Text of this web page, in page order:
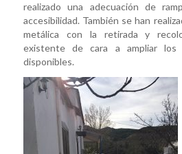
realizado una adecuación de
accesibilidad. También se han
metálica con la retirada y
existente de cara a ampliar los
disponibles.